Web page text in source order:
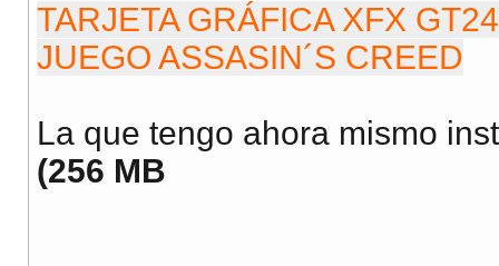
TARJETA GRÁFICA XFX
JUEGO ASSASIN´S CREED
La que tengo ahora mismo
(256 MB